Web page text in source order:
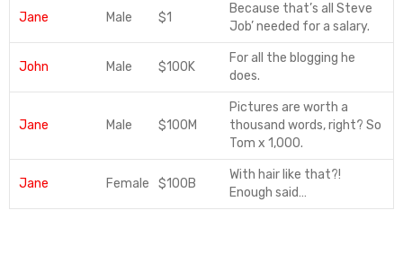
Jane Male $1
Because that’s all Steve
Job’ needed for a salary.
John Male $100K
For all the blogging he
does.
Jane Male $100M
Pictures are worth a
thousand words, right? So
Tom x 1,000.
Jane Female $100B
With hair like that?!
Enough said…